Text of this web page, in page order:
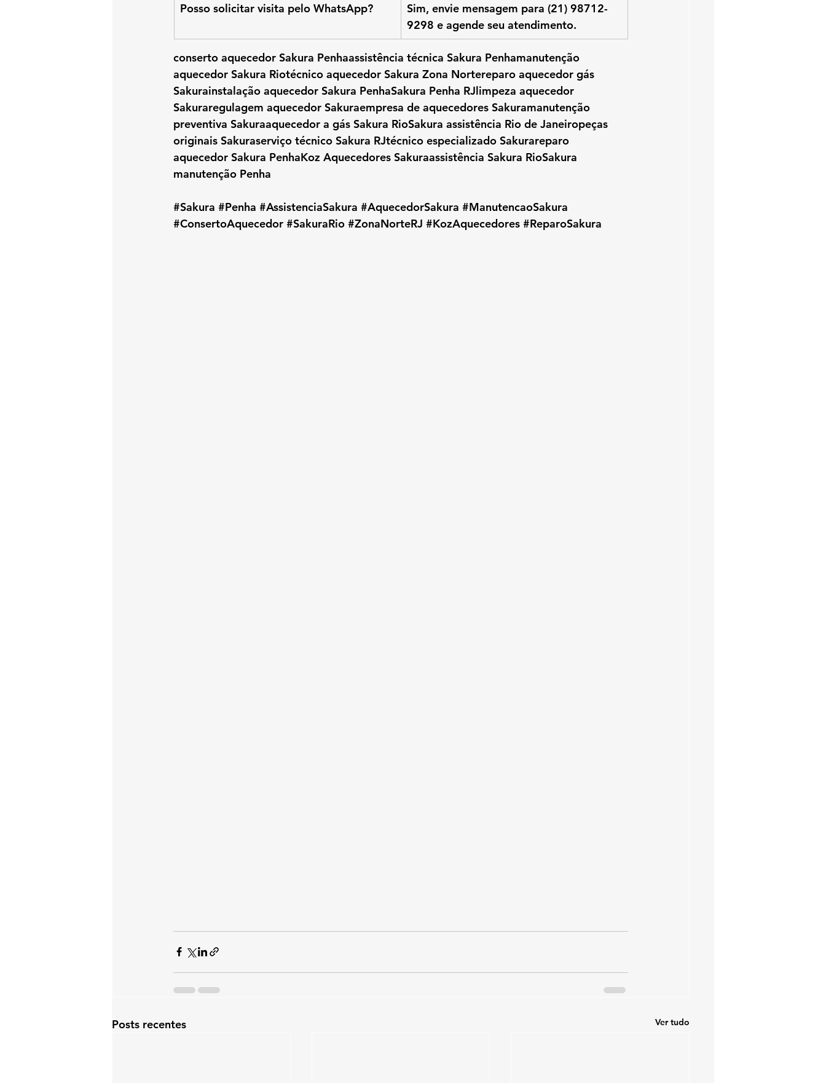
Posso solicitar visita pelo WhatsApp?
Sim, envie mensagem para (21) 98712-
9298 e agende seu atendimento.
conserto aquecedor Sakura Penhaassistência técnica Sakura Penhamanutenção
aquecedor Sakura Riotécnico aquecedor Sakura Zona Nortereparo aquecedor gás
Sakurainstalação aquecedor Sakura PenhaSakura Penha RJlimpeza aquecedor
Sakuraregulagem aquecedor Sakuraempresa de aquecedores Sakuramanutenção
preventiva Sakuraaquecedor a gás Sakura RioSakura assistência Rio de Janeiropeças
originais Sakuraserviço técnico Sakura RJtécnico especializado Sakurareparo
aquecedor Sakura PenhaKoz Aquecedores Sakuraassistência Sakura RioSakura
manutenção Penha
#Sakura #Penha #AssistenciaSakura #AquecedorSakura #ManutencaoSakura
#ConsertoAquecedor #SakuraRio #ZonaNorteRJ #KozAquecedores #ReparoSakura
Posts recentes Ver tudo